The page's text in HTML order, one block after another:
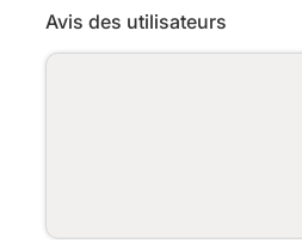
Avis des utilisateurs